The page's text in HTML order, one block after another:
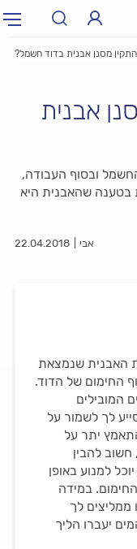
מסנן אבנית בדוד חשמל?
אבנית
ובסוף העבודה,
בטענה שהאבנית היא
אבי 22.04.2018
האבנית שנמצאת
החימום של הדוד.
המובילים
לך לשמור על
יתר על
להבין
למנוע באופן
במידה
ממליצים לך
יעברו הליך